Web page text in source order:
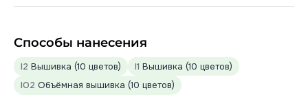
Способы нанесения
I2 Вышивка (10 цветов) I1 Вышивка (10 цветов)
IO2 Объёмная вышивка (10 цветов)